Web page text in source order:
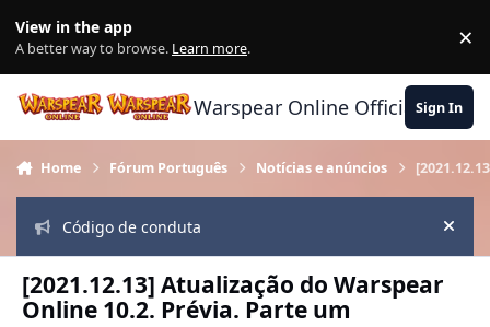
View in the app
A better way to browse. Learn more. ×
Warspear Online Official Forum
Sign In
Home Fórum Português Notícias e anúncios
Código de conduta Hide
[2021.12.13] Atualização do Warspear
Online 10.2. Prévia. Parte um